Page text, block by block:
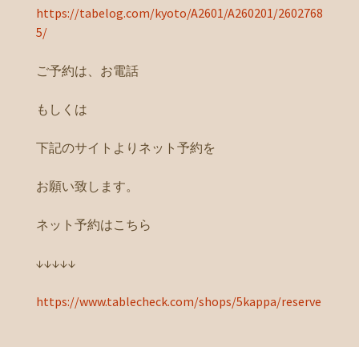
https://tabelog.com/kyoto/A2601/A260201/2602768
5/
ご予約は、お電話
もしくは
下記のサイトよりネット予約を
お願い致します。
ネット予約はこちら
↓↓↓↓↓
https://www.tablecheck.com/shops/5kappa/reserve